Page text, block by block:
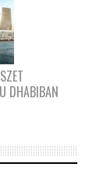
DHABIBAN